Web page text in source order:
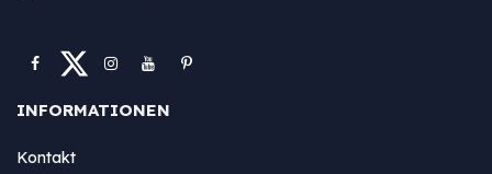
INFORMATIONEN
Kontakt